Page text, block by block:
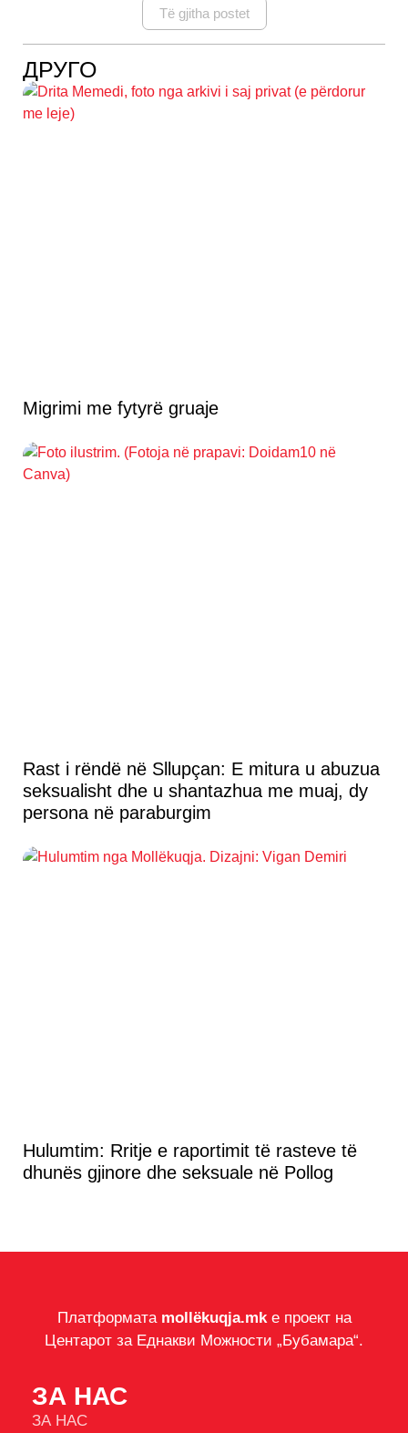
Të gjitha postet
ДРУГО
Migrimi me fytyrë gruaje
Rast i rëndë në Sllupçan: E mitura u abuzua
seksualisht dhe u shantazhua me muaj, dy
persona në paraburgim
Hulumtim: Rritje e raportimit të rasteve të
dhunës gjinore dhe seksuale në Pollog
Платформата mollëkuqja.mkе проект на
Центарот за Еднакви Можности „Бубамара“.
ЗА НАС
ЗА НАС